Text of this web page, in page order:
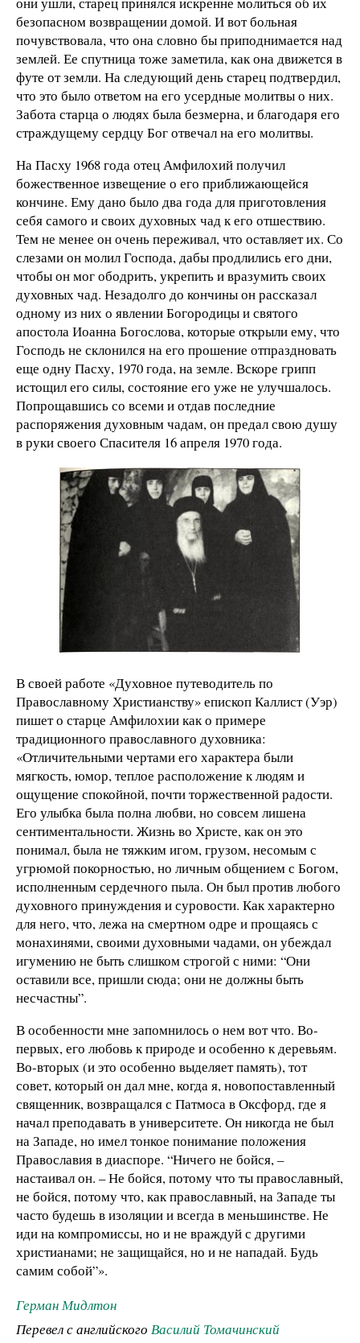
безопасном возвращении домой. И вот больная
почувствовала, что она словно бы приподнимается над
землей. Ее спутница тоже заметила, как она движется в
футе от земли. На следующий день старец подтвердил,
что это было ответом на его усердные молитвы о них.
Забота старца о людях была безмерна, и благодаря его
страждущему сердцу Бог отвечал на его молитвы.
На Пасху 1968 года отец Амфилохий получил
божественное извещение о его приближающейся
кончине. Ему дано было два года для приготовления
себя самого и своих духовных чад к его отшествию.
Тем не менее он очень переживал, что оставляет их. Со
слезами он молил Господа, дабы продлились его дни,
чтобы он мог ободрить, укрепить и вразумить своих
духовных чад. Незадолго до кончины он рассказал
одному из них о явлении Богородицы и святого
апостола Иоанна Богослова, которые открыли ему, что
Господь не склонился на его прошение отпраздновать
еще одну Пасху, 1970 года, на земле. Вскоре грипп
истощил его силы, состояние его уже не улучшалось.
Попрощавшись со всеми и отдав последние
распоряжения духовным чадам, он предал свою душу
в руки своего Спасителя 16 апреля 1970 года.
В своей работе «Духовное путеводитель по
Православному Христианству» епископ Каллист (Уэр)
пишет о старце Амфилохии как о примере
традиционного православного духовника:
«Отличительными чертами его характера были
мягкость, юмор, теплое расположение к людям и
ощущение спокойной, почти торжественной радости.
Его улыбка была полна любви, но совсем лишена
сентиментальности. Жизнь во Христе, как он это
понимал, была не тяжким игом, грузом, несомым с
угрюмой покорностью, но личным общением с Богом,
исполненным сердечного пыла. Он был против любого
духовного принуждения и суровости. Как характерно
для него, что, лежа на смертном одре и прощаясь с
монахинями, своими духовными чадами, он убеждал
игумению не быть слишком строгой с ними: “Они
оставили все, пришли сюда; они не должны быть
несчастны”.
В особенности мне запомнилось о нем вот что. Во-
первых, его любовь к природе и особенно к деревьям.
Во-вторых (и это особенно выделяет память), тот
совет, который он дал мне, когда я, новопоставленный
священник, возвращался с Патмоса в Оксфорд, где я
начал преподавать в университете. Он никогда не был
на Западе, но имел тонкое понимание положения
Православия в диаспоре. “Ничего не бойся, –
настаивал он. – Не бойся, потому что ты православный,
не бойся, потому что, как православный, на Западе ты
часто будешь в изоляции и всегда в меньшинстве. Не
иди на компромиссы, но и не враждуй с другими
христианами; не защищайся, но и не нападай. Будь
самим собой”».
Герман Мидлтон
Перевел с английского Василий Томачинский